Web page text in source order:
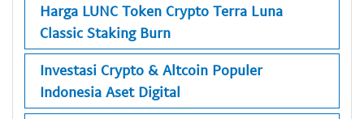
Harga LUNC Token Crypto Terra Luna
Classic Staking Burn
Investasi Crypto & Altcoin Populer
Indonesia Aset Digital